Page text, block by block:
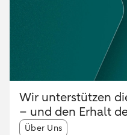
Wir unterstützen
– und den Erhalt
Article tags:
Über Uns